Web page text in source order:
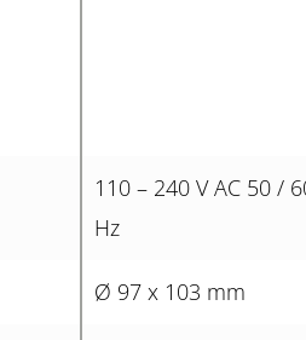
110 – 240 V AC 50 /
Hz
Ø 97 x 103 mm